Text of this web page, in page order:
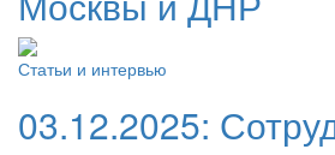
Статьи и интервью
03.12.2025: